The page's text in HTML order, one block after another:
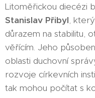
Litoměřickou diecézi
Stanislav Přibyl,
důrazem na stabilitu,
věřícím. Jeho
oblasti duchovní
rozvoje církevních
tak mohou počítat s